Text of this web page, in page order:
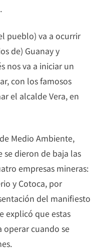
pueblo) va a ocurrir
de) Guanay y
nos va a iniciar un
con los famosos
el alcalde Vera, en
Medio Ambiente,
se dieron de baja las
empresas mineras:
y Cotoca, por
del manifiesto
explicó que estas
operar cuando se